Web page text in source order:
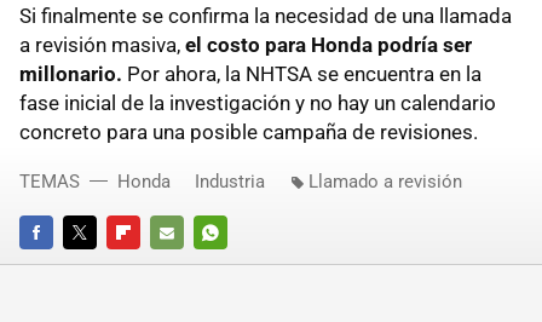
Si finalmente se confirma la necesidad de una llamada
a revisión masiva, el costo para Honda podría ser
millonario. Por ahora, la NHTSA se encuentra en la
fase inicial de la investigación y no hay un calendario
concreto para una posible campaña de revisiones.
FACEBOOKTWITTERFLIPBOARD
E-
WHATSAPP
TEMAS Honda Industria Llamado a revisión